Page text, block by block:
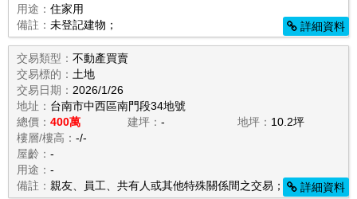
用途： 住家用
備註： 未登記建物； 詳細資料
交易類型： 不動產買賣
交易標的： 土地
交易日期： 2026/1/26
地址： 台南市中西區南門段34地號
總價： 400萬 建坪： - 地坪： 10.2坪
樓層/樓高： -/-
屋齡： -
用途： -
備註： 親友、員工、共有人或其他特殊關係間之交易； 詳細資料